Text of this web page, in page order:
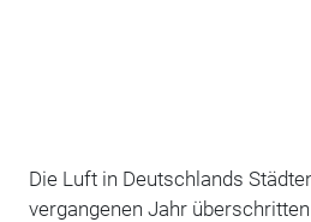
Die Luft in Deutschlands
vergangenen Jahr